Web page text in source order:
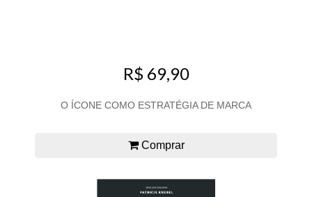
R$ 69,90
O ÍCONE COMO ESTRATÉGIA DE MARCA
Comprar